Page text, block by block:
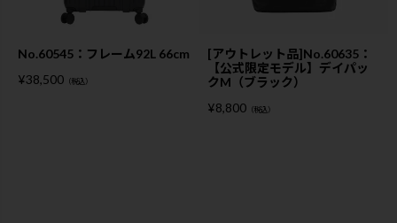
No.60545：フレーム92L 66cm
¥38,500 （税込）
[アウトレット品]No.60635：
【公式限定モデル】デイパッ
クM（ブラック）
¥8,800 （税込）